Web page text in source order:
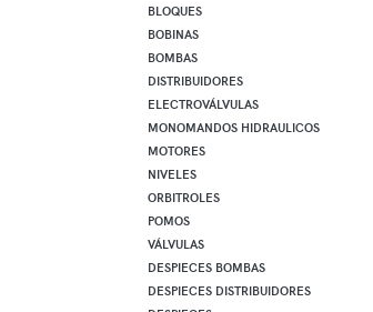
BLOQUES
BOBINAS
BOMBAS
DISTRIBUIDORES
ELECTROVÁLVULAS
MONOMANDOS HIDRAULICOS
MOTORES
NIVELES
ORBITROLES
POMOS
VÁLVULAS
DESPIECES BOMBAS
DESPIECES DISTRIBUIDORES